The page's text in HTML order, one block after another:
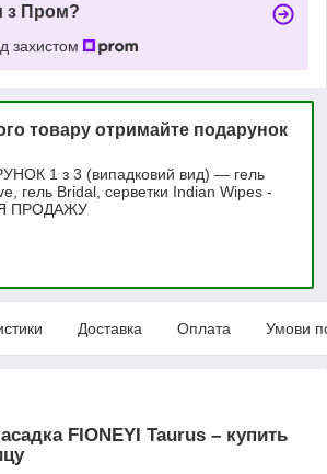
з Пром?
захистом
товару отримайте подарунок
1 з 3 (випадковий вид) — гель
гель Bridal, серветки Indian Wipes -
ПРОДАЖУ
Доставка Оплата Умови
FIONEYI Taurus – купить